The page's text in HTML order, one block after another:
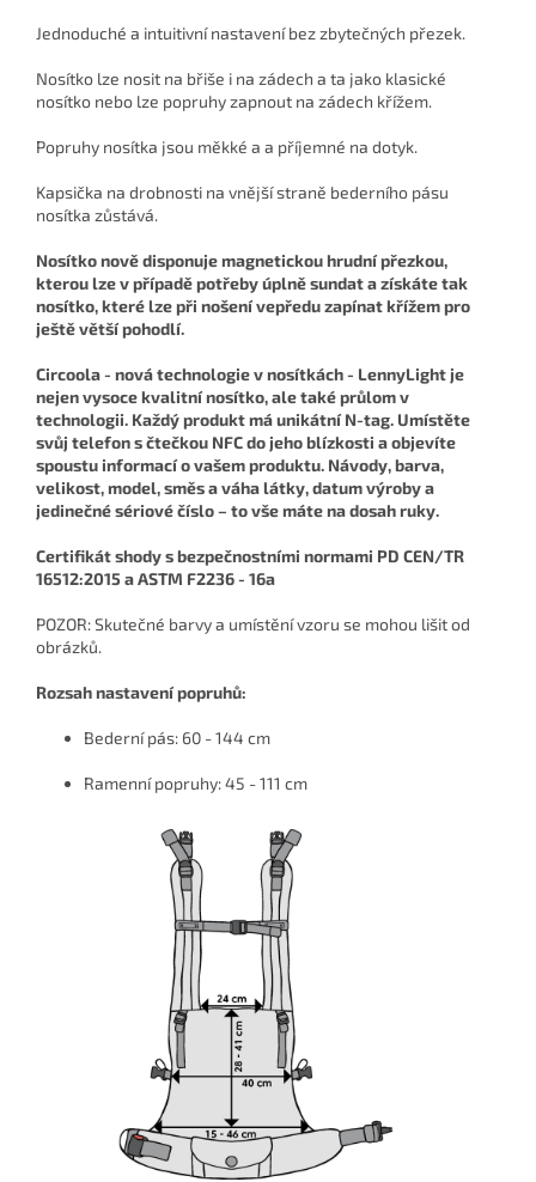
Jednoduché a intuitivní nastavení bez zbytečných přezek.
Nosítko lze nosit na břiše i na zádech a ta jako klasické
nosítko nebo lze popruhy zapnout na zádech křížem.
Popruhy nosítka jsou měkké a a příjemné na dotyk.
Kapsička na drobnosti na vnější straně bederního pásu
nosítka zůstává.
Nosítko nově disponuje magnetickou hrudní přezkou,
kterou lze v případě potřeby úplně sundat a získáte tak
nosítko, které lze při nošení vepředu zapínat křížem pro
ještě větší pohodlí.
Circoola - nová technologie v nosítkách - LennyLight je
nejen vysoce kvalitní nosítko, ale také průlom v
technologii. Každý produkt má unikátní N-tag. Umístěte
svůj telefon s čtečkou NFC do jeho blízkosti a objevíte
spoustu informací o vašem produktu. Návody, barva,
velikost, model, směs a váha látky, datum výroby a
jedinečné sériové číslo – to vše máte na dosah ruky.
Certifikát shody s bezpečnostními normami PD CEN/TR
16512:2015 a ASTM F2236 - 16a
POZOR: Skutečné barvy a umístění vzoru se mohou lišit od
obrázků.
Rozsah nastavení popruhů:
Bederní pás: 60 - 144 cm
Ramenní popruhy: 45 - 111 cm